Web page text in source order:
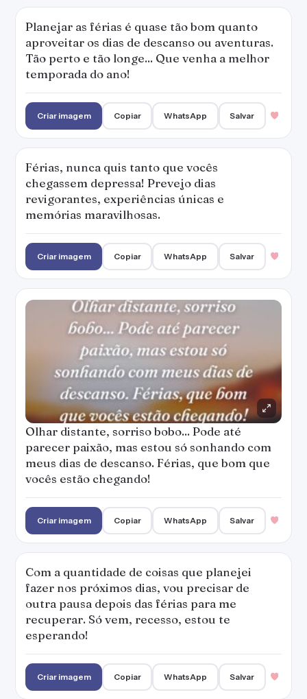
Planejar as férias é quase tão bom quanto
aproveitar os dias de descanso ou aventuras.
Tão perto e tão longe... Que venha a melhor
temporada do ano!
Criar imagem Copiar WhatsApp Salvar
Férias, nunca quis tanto que vocês
chegassem depressa! Prevejo dias
revigorantes, experiências únicas e
memórias maravilhosas.
Criar imagem Copiar WhatsApp Salvar
Olhar distante, sorriso bobo... Pode até
parecer paixão, mas estou só sonhando com
meus dias de descanso. Férias, que bom que
vocês estão chegando!
Criar imagem Copiar WhatsApp Salvar
Com a quantidade de coisas que planejei
fazer nos próximos dias, vou precisar de
outra pausa depois das férias para me
recuperar. Só vem, recesso, estou te
esperando!
Criar imagem Copiar WhatsApp Salvar